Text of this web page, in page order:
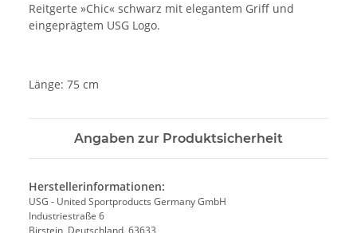
Reitgerte »Chic« schwarz mit elegantem Griff und
eingeprägtem USG Logo.
Länge: 75 cm
Angaben zur Produktsicherheit
Herstellerinformationen:
USG - United Sportproducts Germany GmbH
Industriestraße 6
Birstein, Deutschland, 63633